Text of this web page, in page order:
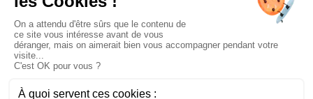
PLAN DU CENTRE BONS PLANS
PHOTOS